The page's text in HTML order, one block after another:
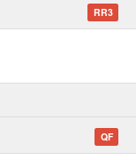
RR3
QF